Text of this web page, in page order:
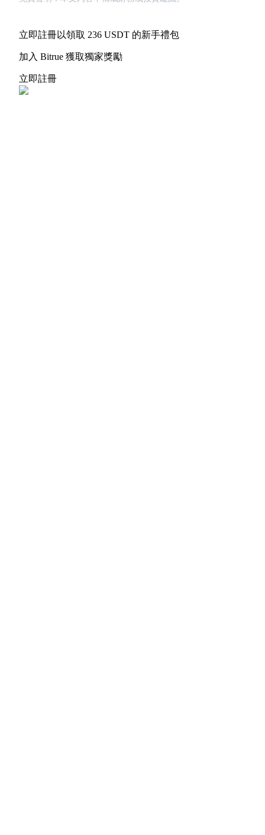
立即註冊以領取 236 USDT 的新手禮包
加入 Bitrue 獲取獨家獎勵
立即註冊